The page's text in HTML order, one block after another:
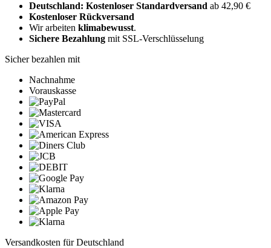
Deutschland: Kostenloser Standardversand ab 42,90 €
Kostenloser Rückversand
Wir arbeiten klimabewusst.
Sichere Bezahlung mit SSL-Verschlüsselung
Sicher bezahlen mit
Nachnahme
Vorauskasse
Versandkosten für Deutschland